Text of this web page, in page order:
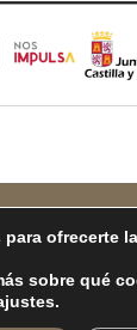
Contacto
© 2026 |
Aviso Legal
ofrecerte
sobre qué